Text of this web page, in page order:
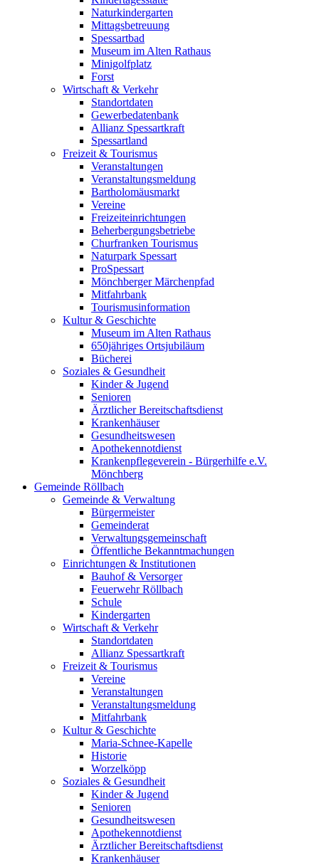
Naturkindergarten
Mittagsbetreuung
Spessartbad
Museum im Alten Rathaus
Minigolfplatz
Forst
Wirtschaft & Verkehr
Standortdaten
Gewerbedatenbank
Allianz Spessartkraft
Spessartland
Freizeit & Tourismus
Veranstaltungen
Veranstaltungsmeldung
Bartholomäusmarkt
Vereine
Freizeiteinrichtungen
Beherbergungsbetriebe
Churfranken Tourismus
Naturpark Spessart
ProSpessart
Mönchberger Märchenpfad
Mitfahrbank
Tourismusinformation
Kultur & Geschichte
Museum im Alten Rathaus
650jähriges Ortsjubiläum
Bücherei
Soziales & Gesundheit
Kinder & Jugend
Senioren
Ärztlicher Bereitschaftsdienst
Krankenhäuser
Gesundheitswesen
Apothekennotdienst
Krankenpflegeverein - Bürgerhilfe e.V.
Mönchberg
Gemeinde Röllbach
Gemeinde & Verwaltung
Bürgermeister
Gemeinderat
Verwaltungsgemeinschaft
Öffentliche Bekanntmachungen
Einrichtungen & Institutionen
Bauhof & Versorger
Feuerwehr Röllbach
Schule
Kindergarten
Wirtschaft & Verkehr
Standortdaten
Allianz Spessartkraft
Freizeit & Tourismus
Vereine
Veranstaltungen
Veranstaltungsmeldung
Mitfahrbank
Kultur & Geschichte
Maria-Schnee-Kapelle
Historie
Worzelköpp
Soziales & Gesundheit
Kinder & Jugend
Senioren
Gesundheitswesen
Apothekennotdienst
Ärztlicher Bereitschaftsdienst
Krankenhäuser